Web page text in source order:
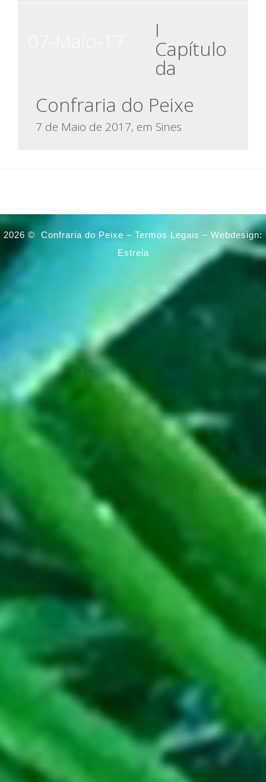
I
Capítulo
da
Confraria do Peixe
7 de Maio de 2017, em Sines
2026 © Confraria do Peixe – Termos Legais – Webdesign:
Estreia